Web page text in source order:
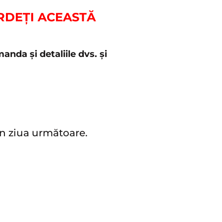
ACEASTĂ
și detaliile dvs. și
ziua următoare.